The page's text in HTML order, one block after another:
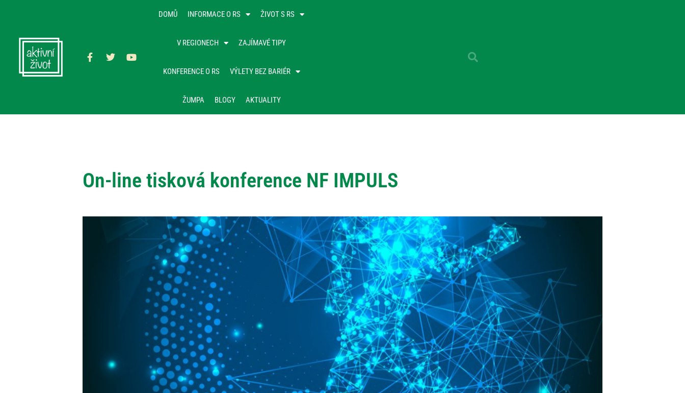
DOMŮ INFORMACE O RS ŽIVOT S RS
V REGIONECH ZAJÍMAVÉ TIPY
KONFERENCE O RS VÝLETY BEZ BARIÉR
ŽUMPA BLOGY AKTUALITY
On-line tisková konference NF IMPULS